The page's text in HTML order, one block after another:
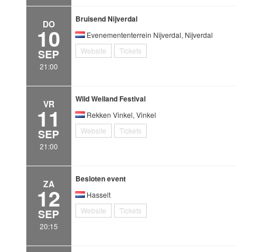
DO
10
SEP
21:00
Bruisend Nijverdal
Evenemententerrein Nijverdal, Nijverdal
Website
Tickets
VR
11
SEP
21:00
Wild Weiland Festival
Rekken Vinkel, Vinkel
Website
Tickets
ZA
12
SEP
20:15
Besloten event
Hasselt
Website
Tickets